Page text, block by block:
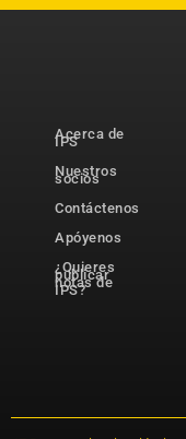
Acerca de
IPS
Nuestros
socios
Contáctenos
Apóyenos
¿Quieres
publicar
notas de
IPS?